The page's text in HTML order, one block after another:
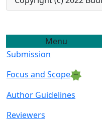
Menu
Submission
Focus and Scope
Author Guidelines
Reviewers